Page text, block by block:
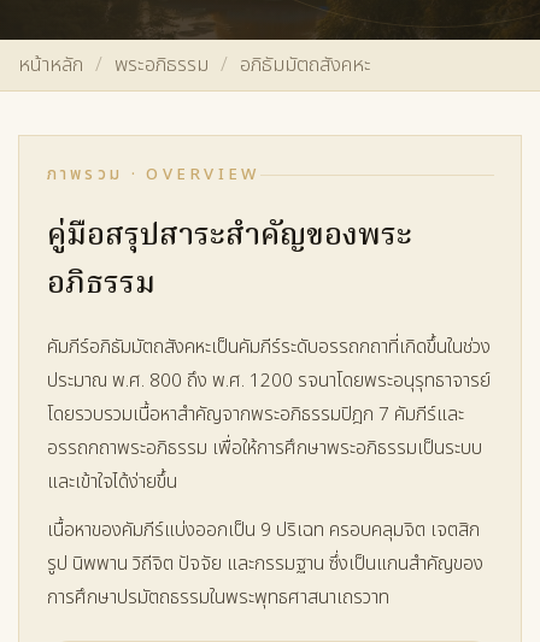
หน้าหลัก / พระอภิธรรม / อภิธัมมัตถสังคหะ
ภาพรวม · OVERVIEW
คู่มือสรุปสาระสำคัญของพระ
อภิธรรม
คัมภีร์อภิธัมมัตถสังคหะเป็นคัมภีร์ระดับอรรถกถาที่เกิดขึ้นในช่วง
ประมาณ พ.ศ. 800 ถึง พ.ศ. 1200 รจนาโดยพระอนุรุทธาจารย์
โดยรวบรวมเนื้อหาสำคัญจากพระอภิธรรมปิฎก 7 คัมภีร์และ
อรรถกถาพระอภิธรรม เพื่อให้การศึกษาพระอภิธรรมเป็นระบบ
และเข้าใจได้ง่ายขึ้น
เนื้อหาของคัมภีร์แบ่งออกเป็น 9 ปริเฉท ครอบคลุมจิต เจตสิก
รูป นิพพาน วิถีจิต ปัจจัย และกรรมฐาน ซึ่งเป็นแกนสำคัญของ
การศึกษาปรมัตถธรรมในพระพุทธศาสนาเถรวาท